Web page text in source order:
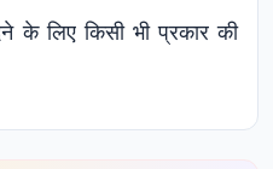
के लिए किसी भी प्रकार की